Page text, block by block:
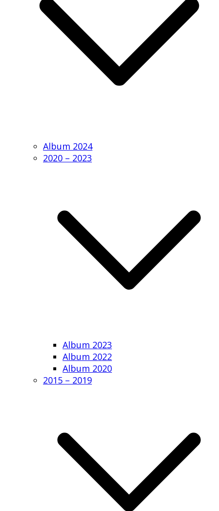
Album 2024
2020 – 2023
Album 2023
Album 2022
Album 2020
2015 – 2019